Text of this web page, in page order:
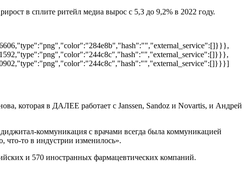
в сплите ритейл медиа вырос с 5,3 до 9,2% в 2022 году.
которая в ДАЛЕЕ работает с Janssen, Sandoz и Novartis, и Андрей
коммуникация с врачами всегда была коммуникацией
что-то в индустрии изменилось».
и 570 иностранных фармацевтических компаний.